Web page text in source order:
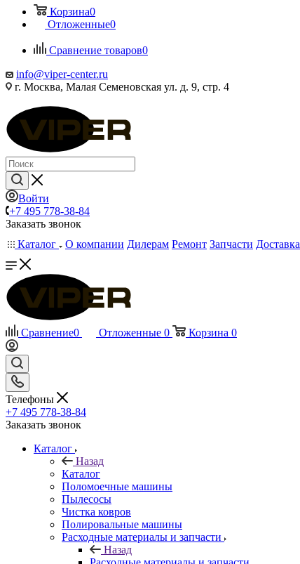
Корзина0
Отложенные0
Сравнение товаров0
info@viper-center.ru
г. Москва, Малая Семеновская ул. д. 9, стр. 4
Войти
+7 495 778-38-84
Заказать звонок
Каталог
О компании Дилерам Ремонт Запчасти Доставка
Сравнение0 Отложенные 0 Корзина 0
Телефоны
+7 495 778-38-84
Заказать звонок
Каталог
Назад
Каталог
Поломоечные машины
Пылесосы
Чистка ковров
Полировальные машины
Расходные материалы и запчасти
Назад